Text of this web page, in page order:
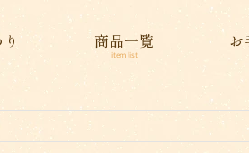
商品一覧
item list
お